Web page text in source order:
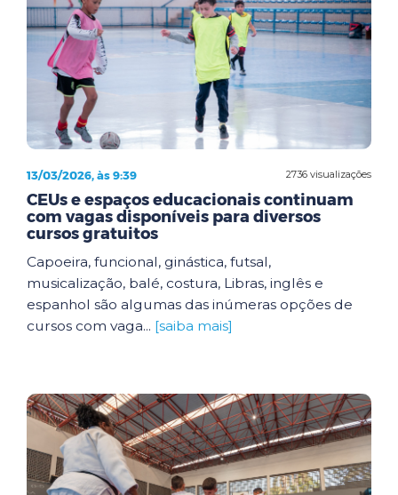
2736 visualizações
13/03/2026, às 9:39
CEUs e espaços educacionais continuam
com vagas disponíveis para diversos
cursos gratuitos
Capoeira, funcional, ginástica, futsal,
musicalização, balé, costura, Libras, inglês e
espanhol são algumas das inúmeras opções de
cursos com vaga... [saiba mais]